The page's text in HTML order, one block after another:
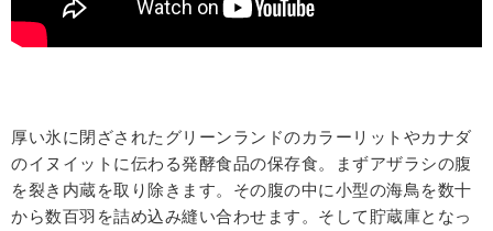
厚い氷に閉ざされたグリーンランドのカラーリットやカナダ
のイヌイットに伝わる発酵食品の保存食。まずアザラシの腹
を裂き内蔵を取り除きます。その腹の中に小型の海鳥を数十
から数百羽を詰め込み縫い合わせます。そして貯蔵庫となっ